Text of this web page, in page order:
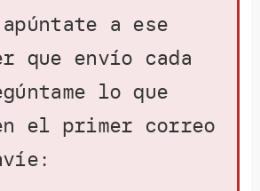
a ese
que envío cada
lo que
el primer correo